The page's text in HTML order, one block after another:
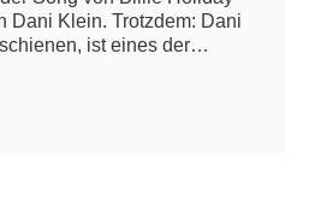
Dani Klein. Trotzdem: Dani
ist eines der…